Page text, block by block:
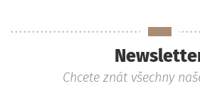
Chcete znát všechny